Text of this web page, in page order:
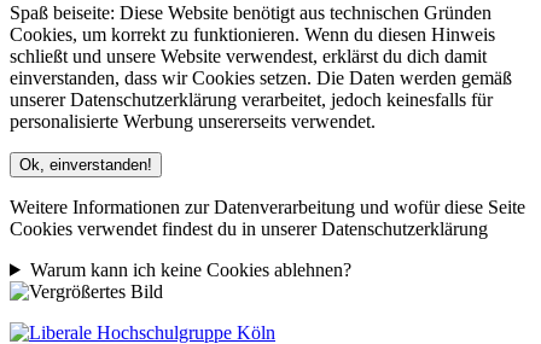
Spaß beiseite: Diese Website benötigt aus technischen Gründen
Cookies, um korrekt zu funktionieren. Wenn du diesen Hinweis
schließt und unsere Website verwendest, erklärst du dich damit
einverstanden, dass wir Cookies setzen. Die Daten werden gemäß
unserer Datenschutzerklärung verarbeitet, jedoch keinesfalls für
personalisierte Werbung unsererseits verwendet.
Ok, einverstanden!
Weitere Informationen zur Datenverarbeitung und wofür diese Seite
Cookies verwendet findest du in unserer Datenschutzerklärung
Warum kann ich keine Cookies ablehnen?